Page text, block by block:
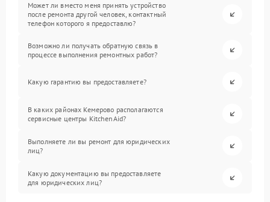
Может ли вместо меня принять устройство
после ремонта другой человек, контактный
телефон которого я предоставлю?
Возможно ли получать обратную связь в
процессе выполнения ремонтных работ?
Какую гарантию вы предоставляете?
В каких районах Кемерово располагаются
сервисные центры KitchenAid?
Выполняете ли вы ремонт для юридических
лиц?
Какую документацию вы предоставляете
для юридических лиц?